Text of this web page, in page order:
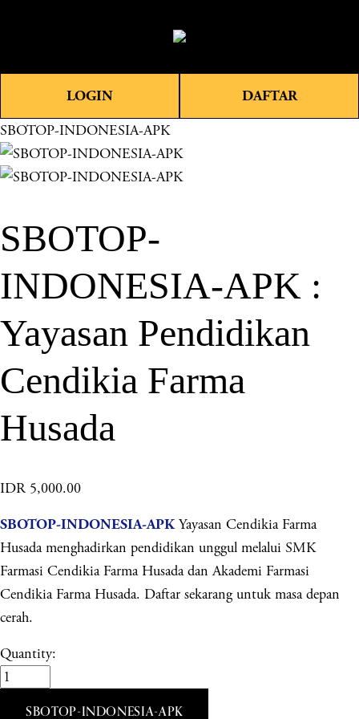
e
u
LOGIN DAFTAR
SBOTOP-INDONESIA-APK
SBOTOP-
INDONESIA-APK :
Yayasan Pendidikan
Cendikia Farma
Husada
IDR 5,000.00
SBOTOP-INDONESIA-APKYayasan Cendikia Farma
Husada menghadirkan pendidikan unggul melalui SMK
Farmasi Cendikia Farma Husada dan Akademi Farmasi
Cendikia Farma Husada. Daftar sekarang untuk masa depan
cerah.
Quantity:
SBOTOP-INDONESIA-APK